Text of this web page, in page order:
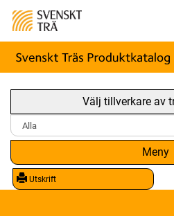
Välj tillverkare av
Meny
Utskrift